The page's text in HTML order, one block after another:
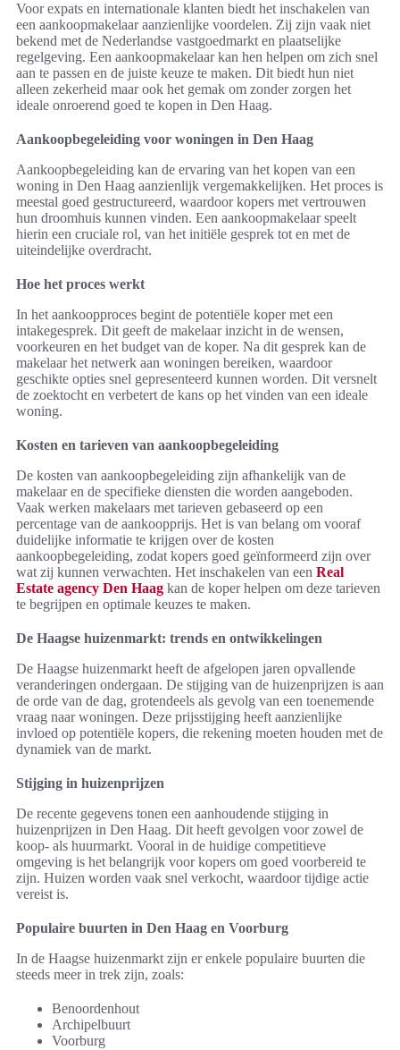
Voor expats en internationale klanten biedt het inschakelen van
een aankoopmakelaar aanzienlijke voordelen. Zij zijn vaak niet
bekend met de Nederlandse vastgoedmarkt en plaatselijke
regelgeving. Een aankoopmakelaar kan hen helpen om zich snel
aan te passen en de juiste keuze te maken. Dit biedt hun niet
alleen zekerheid maar ook het gemak om zonder zorgen het
ideale onroerend goed te kopen in Den Haag.
Aankoopbegeleiding voor woningen in Den Haag
Aankoopbegeleiding kan de ervaring van het kopen van een
woning in Den Haag aanzienlijk vergemakkelijken. Het proces is
meestal goed gestructureerd, waardoor kopers met vertrouwen
hun droomhuis kunnen vinden. Een aankoopmakelaar speelt
hierin een cruciale rol, van het initiële gesprek tot en met de
uiteindelijke overdracht.
Hoe het proces werkt
In het aankoopproces begint de potentiële koper met een
intakegesprek. Dit geeft de makelaar inzicht in de wensen,
voorkeuren en het budget van de koper. Na dit gesprek kan de
makelaar het netwerk aan woningen bereiken, waardoor
geschikte opties snel gepresenteerd kunnen worden. Dit versnelt
de zoektocht en verbetert de kans op het vinden van een ideale
woning.
Kosten en tarieven van aankoopbegeleiding
De kosten van aankoopbegeleiding zijn afhankelijk van de
makelaar en de specifieke diensten die worden aangeboden.
Vaak werken makelaars met tarieven gebaseerd op een
percentage van de aankoopprijs. Het is van belang om vooraf
duidelijke informatie te krijgen over de kosten
aankoopbegeleiding, zodat kopers goed geïnformeerd zijn over
wat zij kunnen verwachten. Het inschakelen van een Real
Estate agency Den Haag kan de koper helpen om deze tarieven
te begrijpen en optimale keuzes te maken.
De Haagse huizenmarkt: trends en ontwikkelingen
De Haagse huizenmarkt heeft de afgelopen jaren opvallende
veranderingen ondergaan. De stijging van de huizenprijzen is aan
de orde van de dag, grotendeels als gevolg van een toenemende
vraag naar woningen. Deze prijsstijging heeft aanzienlijke
invloed op potentiële kopers, die rekening moeten houden met de
dynamiek van de markt.
Stijging in huizenprijzen
De recente gegevens tonen een aanhoudende stijging in
huizenprijzen in Den Haag. Dit heeft gevolgen voor zowel de
koop- als huurmarkt. Vooral in de huidige competitieve
omgeving is het belangrijk voor kopers om goed voorbereid te
zijn. Huizen worden vaak snel verkocht, waardoor tijdige actie
vereist is.
Populaire buurten in Den Haag en Voorburg
In de Haagse huizenmarkt zijn er enkele populaire buurten die
steeds meer in trek zijn, zoals:
Benoordenhout
Archipelbuurt
Voorburg